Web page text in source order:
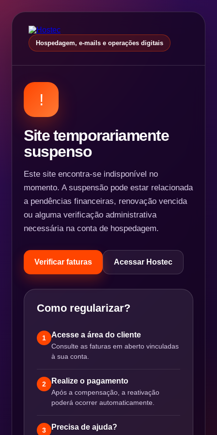
Hospedagem, e-mails e operações digitais
!
Site temporariamente
suspenso
Este site encontra-se indisponível no
momento. A suspensão pode estar relacionada
a pendências financeiras, renovação vencida
ou alguma verificação administrativa
necessária na conta de hospedagem.
Verificar faturas Acessar Hostec
Como regularizar?
1 Acesse a área do cliente
Consulte as faturas em aberto vinculadas
à sua conta.
2 Realize o pagamento
Após a compensação, a reativação
poderá ocorrer automaticamente.
3 Precisa de ajuda?